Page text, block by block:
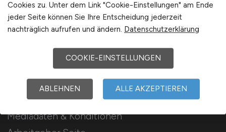
7.977 aktuelle Jobs in Krankenhäusern, Kliniken,
Gesundheitszentren und Universitätskliniken.
Für Arbeitgeber
Stellenanzeigen schalten
Mediadaten & Konditionen
Cookies zu. Unter dem Link "Cookie-Einstellungen" am Ende
jeder Seite können Sie Ihre Entscheidung jederzeit
nachträglich aufrufen und ändern. Datenschutzerklärung
COOKIE-EINSTELLUNGEN
ABLEHNEN ALLE AKZEPTIEREN